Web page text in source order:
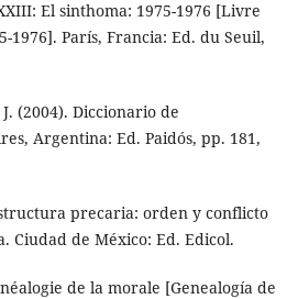
El sinthoma: 1975-1976 [Livre
1976]. París, Francia: Ed. du Seuil,
(2004). Diccionario de
Argentina: Ed. Paidós, pp. 181,
precaria: orden y conflicto
Ciudad de México: Ed. Edicol.
de la morale [Genealogía de